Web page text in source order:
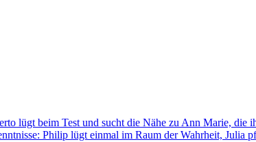
lügt beim Test und sucht die Nähe zu Ann Marie,
Philip lügt einmal im Raum der Wahrheit, Julia